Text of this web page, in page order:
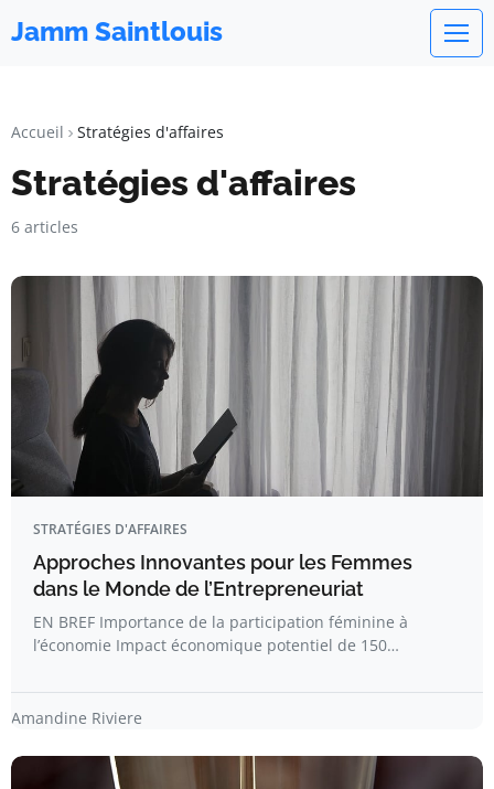
Jamm Saintlouis
Accueil Stratégies d'affaires
Stratégies d'affaires
6 articles
STRATÉGIES D'AFFAIRES
Approches Innovantes pour les Femmes
dans le Monde de l’Entrepreneuriat
EN BREF Importance de la participation féminine à
l’économie Impact économique potentiel de 150…
Amandine Riviere